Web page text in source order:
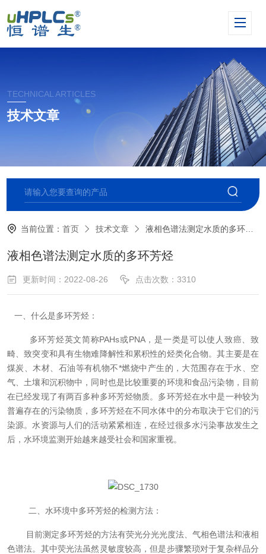
TECHNICAL ARTICLES
技术文章
当前位置：首页 技术文章 液相色谱法测定水质的多环芳烃
液相色谱法测定水质的多环芳烃
更新时间：2022-08-26 点击次数：3310
一、什么是多环芳烃：
多环芳烃英文简称PAHs或PNA，是一类是可以使人致癌、致
畸、致突变和具有生物难降解性和累积性的烃类化合物。其主要是在
煤炭、木材、石油等有机物不*燃烧中产生的，大范围存在于水、空
气、土壤和沉积物中，同时也是比较重要的环境和食品污染物， 目前
在已经发现了有两百多种多环芳烃物质。多环芳烃在水中是一种较为
普遍存在的污染物质，多环芳烃在不同水体中的分布取决于它们的污
染源。水资源与人们的活动紧紧相连，在经过很多水污染事故发生之
后，水环境监测开始越来越受社会和国家重视。
二、水环境中多环芳烃的检测方法：
目前测定多环芳烃的方法有荧光分光光度法、气相色谱法和液相
色谱法。其中荧光法虽然灵敏度较高，但是步骤繁琐对于复杂样品分